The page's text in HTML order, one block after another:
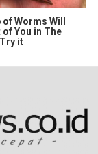
Worms Will
of You in The
it